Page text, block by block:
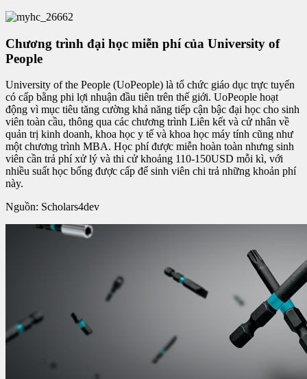
Chương trình đại học miễn phí của University of
People
University of the People (UoPeople) là tổ chức giáo dục trực tuyến
có cấp bằng phi lợi nhuận đầu tiên trên thế giới. UoPeople hoạt
động vì mục tiêu tăng cường khả năng tiếp cận bậc đại học cho sinh
viên toàn cầu, thông qua các chương trình Liên kết và cử nhân về
quản trị kinh doanh, khoa học y tế và khoa học máy tính cũng như
một chương trình MBA. Học phí được miễn hoàn toàn nhưng sinh
viên cần trả phí xử lý và thi cử khoảng 110-150USD mỗi kì, với
nhiều suất học bổng được cấp để sinh viên chi trả những khoản phí
này.
Nguồn: Scholars4dev